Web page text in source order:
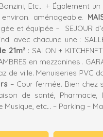
Etc… + Également un
aménageable.
et équipée – SEJOUR
ind. avec chacune une :
21m² : SALON +
en mezzanines .
de ville. Menuiseries PVC
– Cour fermée. Bien chez
de santé, Pharmacie,
Musique, etc... – Parking –